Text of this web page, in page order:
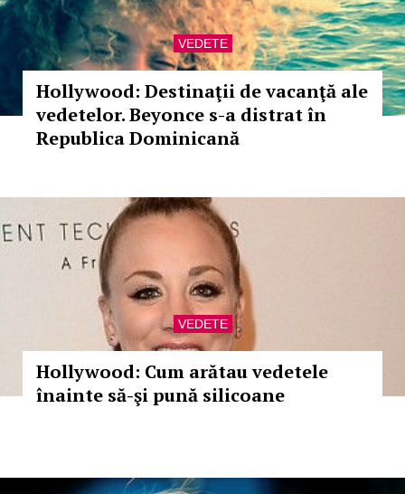
VEDETE
Hollywood: Destinaţii de vacanţă ale
vedetelor. Beyonce s-a distrat în
Republica Dominicană
VEDETE
Hollywood: Cum arătau vedetele
înainte să-şi pună silicoane